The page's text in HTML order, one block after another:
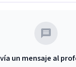
un mensaje al